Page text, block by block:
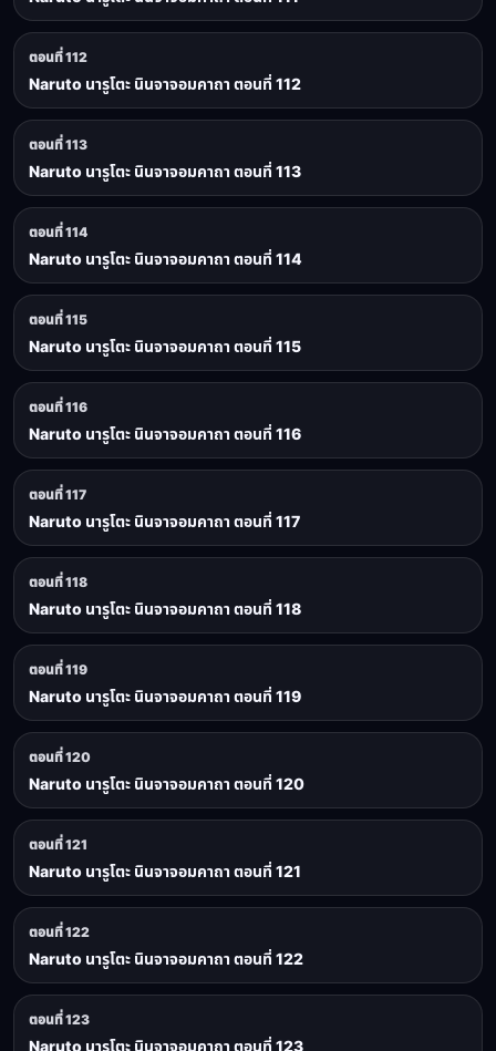
ตอนที่ 112
Naruto นารูโตะ นินจาจอมคาถา ตอนที่ 112
ตอนที่ 113
Naruto นารูโตะ นินจาจอมคาถา ตอนที่ 113
ตอนที่ 114
Naruto นารูโตะ นินจาจอมคาถา ตอนที่ 114
ตอนที่ 115
Naruto นารูโตะ นินจาจอมคาถา ตอนที่ 115
ตอนที่ 116
Naruto นารูโตะ นินจาจอมคาถา ตอนที่ 116
ตอนที่ 117
Naruto นารูโตะ นินจาจอมคาถา ตอนที่ 117
ตอนที่ 118
Naruto นารูโตะ นินจาจอมคาถา ตอนที่ 118
ตอนที่ 119
Naruto นารูโตะ นินจาจอมคาถา ตอนที่ 119
ตอนที่ 120
Naruto นารูโตะ นินจาจอมคาถา ตอนที่ 120
ตอนที่ 121
Naruto นารูโตะ นินจาจอมคาถา ตอนที่ 121
ตอนที่ 122
Naruto นารูโตะ นินจาจอมคาถา ตอนที่ 122
ตอนที่ 123
Naruto นารูโตะ นินจาจอมคาถา ตอนที่ 123